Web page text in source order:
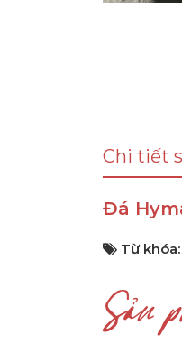
Chi tiết
Đá
Từ khóa:
Sản